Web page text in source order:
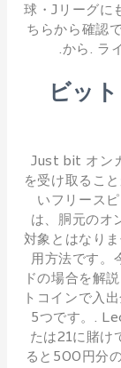
球・Jリーグに
ちらから確認
から. ラ
ビッ
Just bit オン
を受け取るこ
いフリース
は、胴元のオ
対象とはなり
用方法です。
ドの場合を解
トコインで入
5つです。.
たは21に賭け
ると500円分